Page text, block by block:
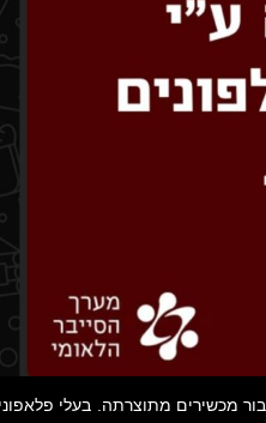
מכשירים מתוצרתה. בעלי